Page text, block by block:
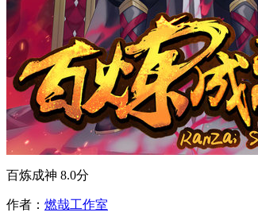
百炼成神 8.0分
作者： 燃哉工作室